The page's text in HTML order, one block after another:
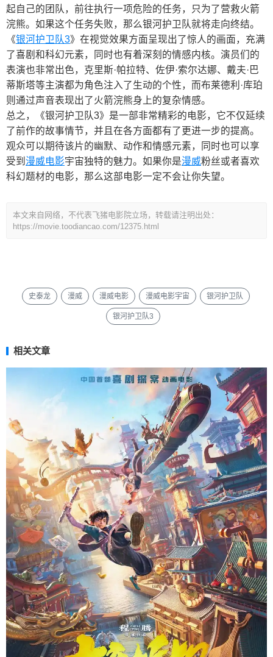
起自己的团队，前往执行一项危险的任务，只为了营救火箭
浣熊。如果这个任务失败，那么银河护卫队就将走向终结。
《银河护卫队3》在视觉效果方面呈现出了惊人的画面，充满
了喜剧和科幻元素，同时也有着深刻的情感内核。演员们的
表演也非常出色，克里斯·帕拉特、佐伊·索尔达娜、戴夫·巴
蒂斯塔等主演都为角色注入了生动的个性，而布莱德利·库珀
则通过声音表现出了火箭浣熊身上的复杂情感。
总之，《银河护卫队3》是一部非常精彩的电影，它不仅延续
了前作的故事情节，并且在各方面都有了更进一步的提高。
观众可以期待该片的幽默、动作和情感元素，同时也可以享
受到 漫威电影宇宙独特的魅力。如果你是漫威粉丝或者喜欢
科幻题材的电影，那么这部电影一定不会让你失望。
本文来自网络，不代表飞猪电影院立场，转载请注明出处：
https://movie.toodiancao.com/12375.html
史泰龙 漫威 漫威电影 漫威电影宇宙 银河护卫队
银河护卫队3
相关文章